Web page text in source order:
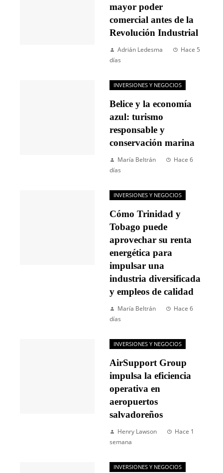
mayor poder
comercial antes de la
Revolución Industrial
Adrián Ledesma
Hace 5
días
INVERSIONES Y NEGOCIOS
Belice y la economía
azul: turismo
responsable y
conservación marina
María Beltrán
Hace 6
días
INVERSIONES Y NEGOCIOS
Cómo Trinidad y
Tobago puede
aprovechar su renta
energética para
impulsar una
industria diversificada
y empleos de calidad
María Beltrán
Hace 6
días
INVERSIONES Y NEGOCIOS
AirSupport Group
impulsa la eficiencia
operativa en
aeropuertos
salvadoreños
Henry Lawson
Hace 1
semana
INVERSIONES Y NEGOCIOS